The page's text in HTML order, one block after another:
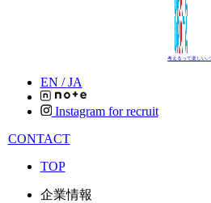
考えるって楽しい､
EN /JA
Instagram for recruit
CONTACT
TOP
企業情報